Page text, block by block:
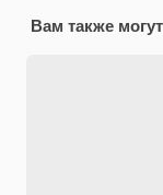
Вам также